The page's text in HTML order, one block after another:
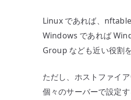
Linux であれば、
Windows であれば
Group なども近い役割を
ただし、ホストファイ
個々のサーバーで設定